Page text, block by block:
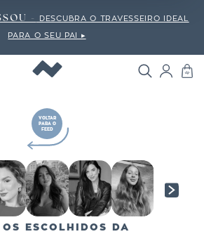
- DESCUBRA O TRAVESSEIRO IDEAL
PARA O SEU PAI ▸
VOLTAR
PARA O
FEED
ESCOLHIDOS DA